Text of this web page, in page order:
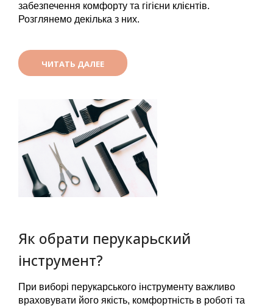
забезпечення комфорту та гігієни клієнтів.
Розглянемо декілька з них.
ЧИТАТЬ ДАЛЕЕ
Як обрати перукарьский
інструмент?
При виборі перукарського інструменту важливо
враховувати його якість, комфортність в роботі та